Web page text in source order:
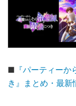
■ 『パーティー
き』まとめ・最新